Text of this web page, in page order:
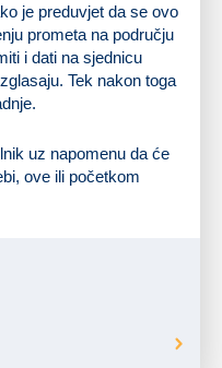
je preduvjet da se ovo
prometa na području
i dati na sjednicu
Tek nakon toga
uz napomenu da će
ove ili početkom